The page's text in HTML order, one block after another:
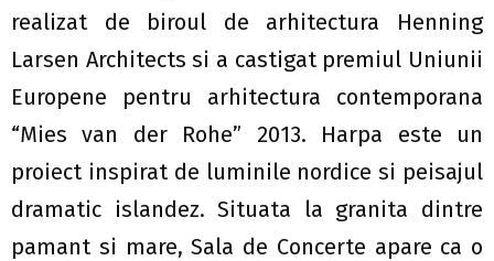
realizat de biroul de arhitectura Henning
Larsen Architects si a castigat premiul Uniunii
Europene pentru arhitectura contemporana
“Mies van der Rohe” 2013. Harpa este un
proiect inspirat de luminile nordice si peisajul
dramatic islandez. Situata la granita dintre
pamant si mare, Sala de Concerte apare ca o